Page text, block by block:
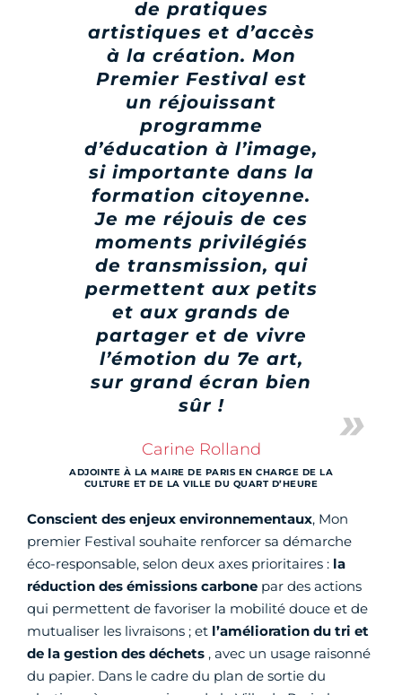
de pratiques
artistiques et d’accès
à la création. Mon
Premier Festival est
un réjouissant
programme
d’éducation à l’image,
si importante dans la
formation citoyenne.
Je me réjouis de ces
moments privilégiés
de transmission, qui
permettent aux petits
et aux grands de
partager et de vivre
l’émotion du 7e art,
sur grand écran bien
sûr !
Carine Rolland
ADJOINTE À LA MAIRE DE PARIS EN CHARGE DE LA
CULTURE ET DE LA VILLE DU QUART D’HEURE
Conscient des enjeux environnementaux, Mon
premier Festival souhaite renforcer sa démarche
éco-responsable, selon deux axes prioritaires : la
réduction des émissions carbone par des actions
qui permettent de favoriser la mobilité douce et de
mutualiser les livraisons ; et l’amélioration du tri et
de la gestion des déchets , avec un usage raisonné
du papier. Dans le cadre du plan de sortie du